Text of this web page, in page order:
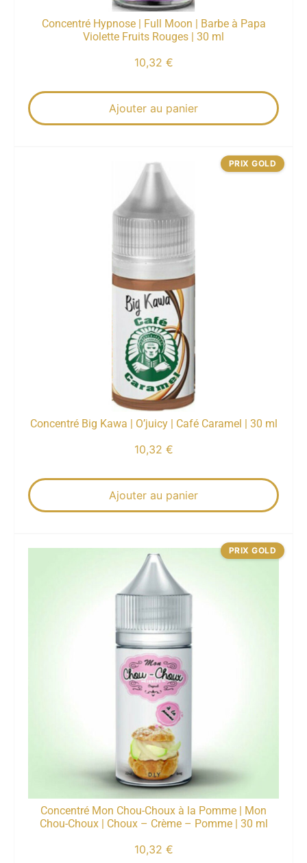
Concentré Hypnose | Full Moon | Barbe à Papa
Violette Fruits Rouges | 30 ml
10,32 €
Ajouter au panier
Concentré Big Kawa | O’juicy | Café Caramel | 30 ml
10,32 €
Ajouter au panier
PRIX GOLD
Concentré Mon Chou-Choux à la Pomme | Mon
Chou-Choux | Choux – Crème – Pomme | 30 ml
10,32 €
PRIX GOLD